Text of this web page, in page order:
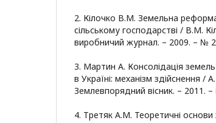
2. Кілочко В.М. Земельна реформа
сільському господарстві / В.М.
виробничий журнал. – 2009. – №
3. Мартин А. Консолідація
в Україні: механізм здійснення
Землевпорядний вісник. – 2011.
4. Третяк А.М. Теоретичні